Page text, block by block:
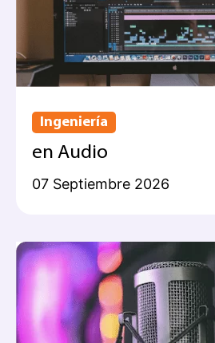
Ingeniería
en Audio
07 Septiembre 2026